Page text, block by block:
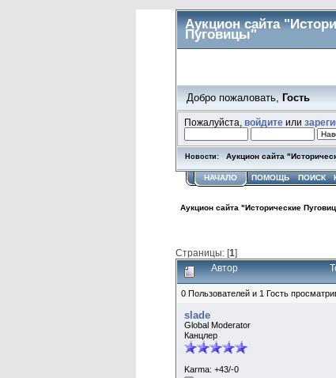
Аукцион сайта
Пуговицы"
Добро пожаловать, Гость
Пожалуйста,войдите или
Новости: Аукцион сайта
НАЧАЛО ПОМОЩЬ ПОИСК
Аукцион сайта "Исторические
Страницы: [1]
Автор
0 Пользователей и 1 Гость
slade
Global Moderator
Канцлер
Karma: +43/-0